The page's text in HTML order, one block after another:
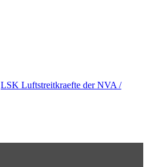
LSK Luftstreitkraefte der NVA /